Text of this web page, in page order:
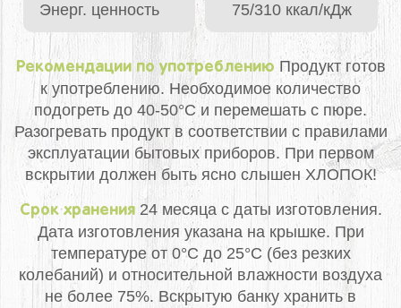
Энерг. ценность 75/310 ккал/кДж
Рекомендации по употреблению Продукт готов
к употреблению. Необходимое количество
подогреть до 40-50°С и перемешать с пюре.
Разогревать продукт в соответствии с правилами
эксплуатации бытовых приборов. При первом
вскрытии должен быть ясно слышен ХЛОПОК!
Срок хранения 24 месяца с даты изготовления.
Дата изготовления указана на крышке. При
температуре от 0°С до 25°С (без резких
колебаний) и относительной влажности воздуха
не более 75%. Вскрытую банку хранить в